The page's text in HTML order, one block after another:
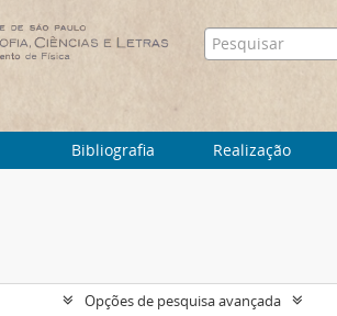
Bibliografia Realização
Opções de pesquisa avançada